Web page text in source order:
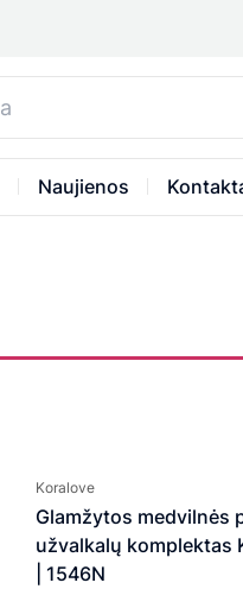
Naujienos
Koralove
Glamžytos medvilnės
užvalkalų komplektas
| 1546N